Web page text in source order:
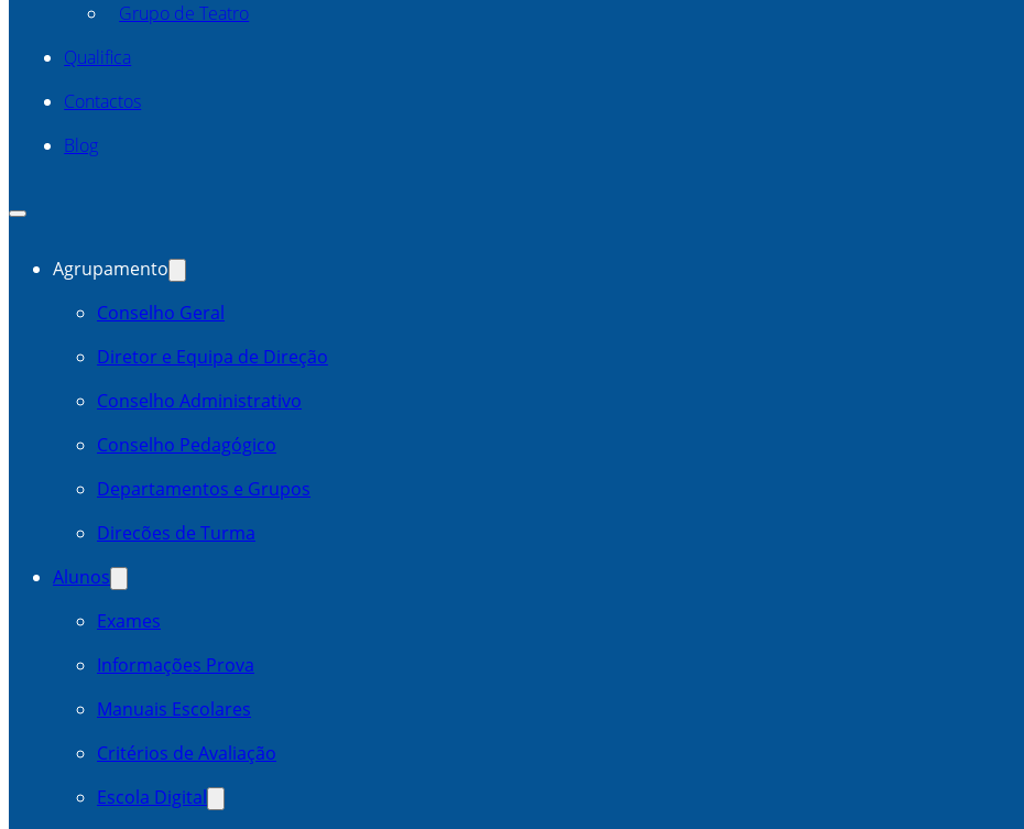
Grupo de Teatro
Qualifica
Contactos
Blog
Agrupamento
Conselho Geral
Diretor e Equipa de Direção
Conselho Administrativo
Conselho Pedagógico
Departamentos e Grupos
Direcões de Turma
Alunos
Exames
Informações Prova
Manuais Escolares
Critérios de Avaliação
Escola Digital